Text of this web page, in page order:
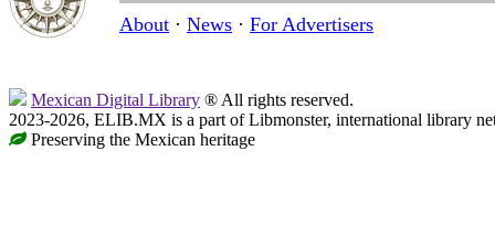
About · News · For Advertisers
Mexican Digital Library ® All rights reserved.
2023-2026, ELIB.MX is a part of Libmonster, international library
Preserving the Mexican heritage